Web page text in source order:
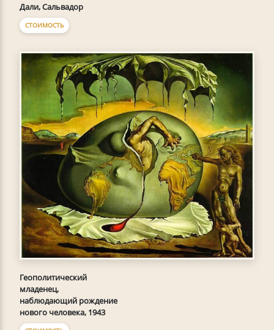
Дали, Сальвадор
СТОИМОСТЬ
Геополитический
младенец,
наблюдающий рождение
нового человека, 1943